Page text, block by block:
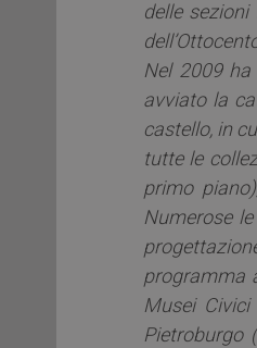
delle
Nel 2009
avviato la
castello, in
tutte le
primo
Numerose
programma
Musei
Pietroburgo